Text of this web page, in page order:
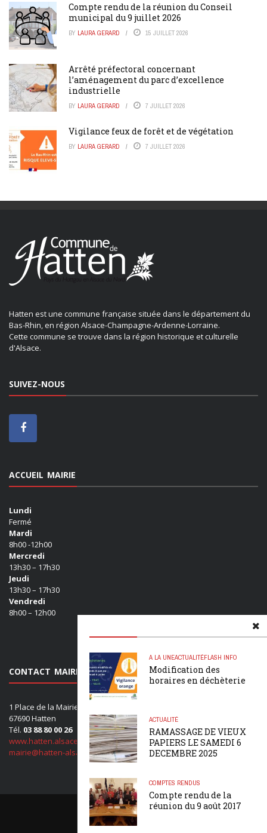
A LA UNEACTUALITÉFLASH INFO
Modification des
horaires en déchèterie
ACTUALITÉ
RAMASSAGE DE VIEUX
PAPIERS LE SAMEDI 6
DECEMBRE 2025
COMPTES RENDUS
Compte rendu de la
réunion du 9 août 2017
Compte rendu de la réunion du Conseil
municipal du 9 juillet 2026
BY LAURA GERARD 15 JUILLET 2026
Arrêté préfectoral concernant
l’aménagement du parc d’excellence
industrielle
BY LAURA GERARD 7 JUILLET 2026
Vigilance feux de forêt et de végétation
BY LAURA GERARD 7 JUILLET 2026
Hatten est une commune française située dans le département du
Bas-Rhin, en région Alsace-Champagne-Ardenne-Lorraine.
Cette commune se trouve dans la région historique et culturelle
d'Alsace.
SUIVEZ-NOUS
ACCUEIL MAIRIE
Lundi
Fermé
Mardi
8h00 -12h00
Mercredi
13h30 – 17h30
Jeudi
13h30 – 17h30
Vendredi
8h00 – 12h00
CONTACT MAIRIE
1 Place de la Mairie
67690 Hatten
Tél. 03 88 80 00 26
www.hatten.alsace
mairie@hatten-alsace.com
Mentions légales